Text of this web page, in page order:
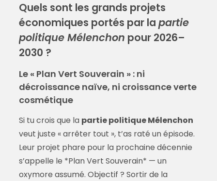
Quels sont les grands projets
économiques portés par la partie
politique Mélenchon pour 2026–
2030 ?
Le « Plan Vert Souverain » : ni
décroissance naïve, ni croissance verte
cosmétique
Si tu crois que la partie politique Mélenchon
veut juste « arrêter tout », t’as raté un épisode.
Leur projet phare pour la prochaine décennie
s’appelle le *Plan Vert Souverain* — un
oxymore assumé. Objectif ? Sortir de la